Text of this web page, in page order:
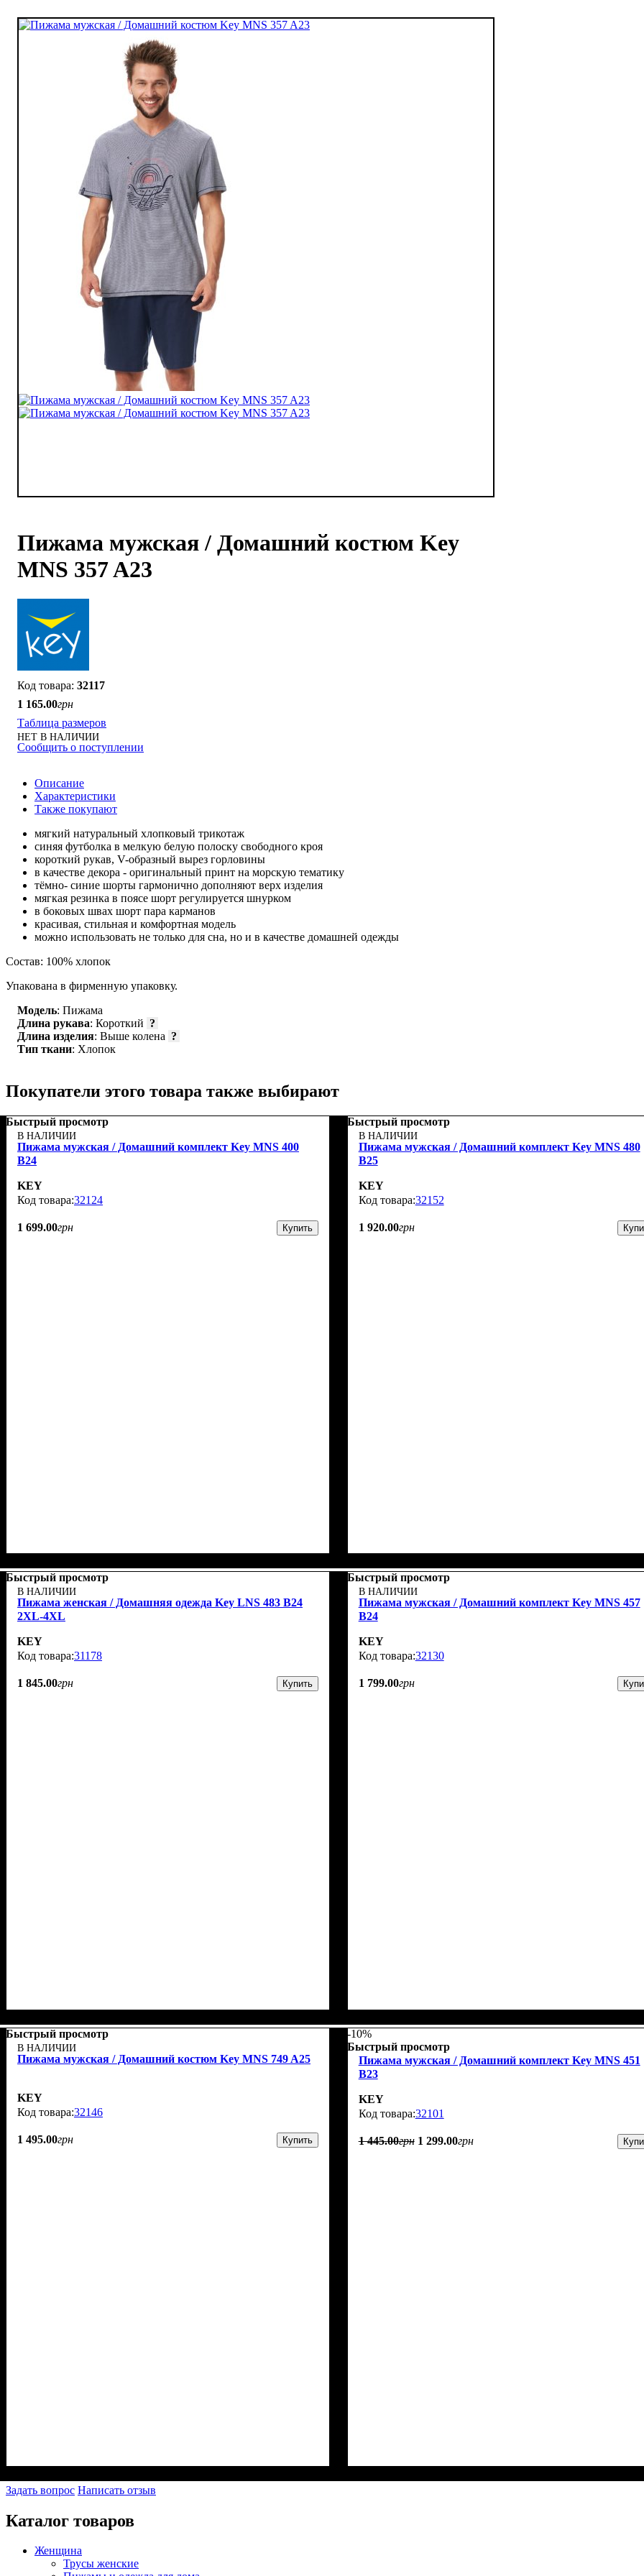
Пижама мужская / Домашний костюм Key
MNS 357 A23
32117
1 165.00грн
Таблица размеров
НЕТ В НАЛИЧИИ
Сообщить о поступлении
Описание
Характеристики
Также покупают
мягкий натуральный хлопковый трикотаж
синяя футболка в мелкую белую полоску свободного кроя
короткий рукав, V-образный вырез горловины
в качестве декора - оригинальный принт на морскую тематику
тёмно- синие шорты гармонично дополняют верх изделия
мягкая резинка в поясе шорт регулируется шнурком
в боковых швах шорт пара карманов
красивая, стильная и комфортная модель
можно использовать не только для сна, но и в качестве домашней одежды
Состав: 100% хлопок
Упакована в фирменную упаковку.
Модель: Пижама
Длина рукава: Короткий ?
Длина изделия: Выше колена ?
Тип ткани: Хлопок
Покупатели этого товара также выбирают
Быстрый просмотр
В НАЛИЧИИ
Пижама мужская / Домашний комплект Key MNS 400
B24
KEY
32124
1 699.00грн Купить
Быстрый просмотр
В НАЛИЧИИ
Пижама мужская / Домашний комплект Key MNS 480
B25
KEY
32152
1 920.00грн
Быстрый просмотр
В НАЛИЧИИ
Пижама женская / Домашняя одежда Key LNS 483 B24
2XL-4XL
KEY
31178
1 845.00грн Купить
Быстрый просмотр
В НАЛИЧИИ
Пижама мужская / Домашний комплект Key MNS 457
B24
KEY
32130
1 799.00грн
Быстрый просмотр
В НАЛИЧИИ
Пижама мужская / Домашний костюм Key MNS 749 A25
KEY
32146
1 495.00грн Купить
-10%
Быстрый просмотр
Пижама мужская / Домашний комплект Key MNS 451
B23
KEY
32101
1 445.00грн 1 299.00грн
Задать вопрос Написать отзыв
Каталог товаров
Женщина
Трусы женские